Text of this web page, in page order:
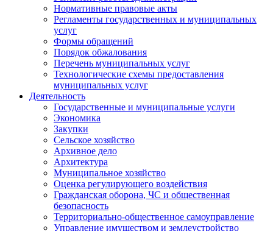
Нормативные правовые акты
Регламенты государственных и муниципальных
услуг
Формы обращений
Порядок обжалования
Перечень муниципальных услуг
Технологические схемы предоставления
муниципальных услуг
Деятельность
Государственные и муниципальные услуги
Экономика
Закупки
Сельское хозяйство
Архивное дело
Архитектура
Муниципальное хозяйство
Оценка регулирующего воздействия
Гражданская оборона, ЧС и общественная
безопасность
Территориально-общественное самоуправление
Управление имуществом и землеустройство